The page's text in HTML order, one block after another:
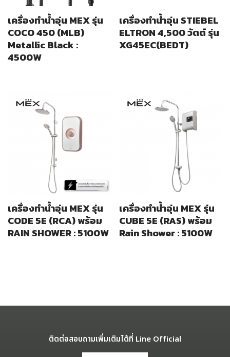
เครื่องทำน้ำอุ่น MEX รุ่น
COCO 450 (MLB)
Metallic Black :
4500W
เครื่องทำน้ำอุ่น STIEBEL
ELTRON 4,500 วัตต์ รุ่น
XG45EC(BEDT)
เครื่องทำน้ำอุ่น MEX รุ่น
CODE 5E (RCA) พร้อม
RAIN SHOWER : 5100W
เครื่องทำน้ำอุ่น MEX รุ่น
CUBE 5E (RAS) พร้อม
Rain Shower : 5100W
ติดต่อสอบถามเพิ่มเติมได้ที่ Line Official